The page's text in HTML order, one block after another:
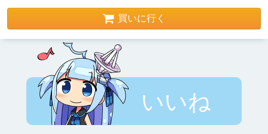
買いに行く
いいね